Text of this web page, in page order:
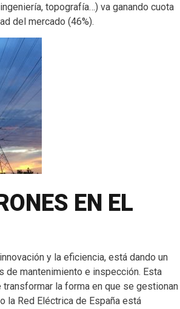
topografía…) va ganando cuota
del mercado (46%).
EN EL
y la eficiencia, está dando un
de mantenimiento e inspección. Esta
la forma en que se gestionan
la Red Eléctrica de España está